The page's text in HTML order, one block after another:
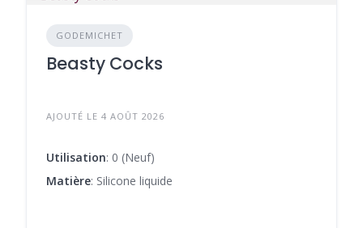
GODEMICHET
Beasty Cocks
AJOUTÉ LE 4 AOÛT 2026
Utilisation: 0 (Neuf)
Matière: Silicone liquide